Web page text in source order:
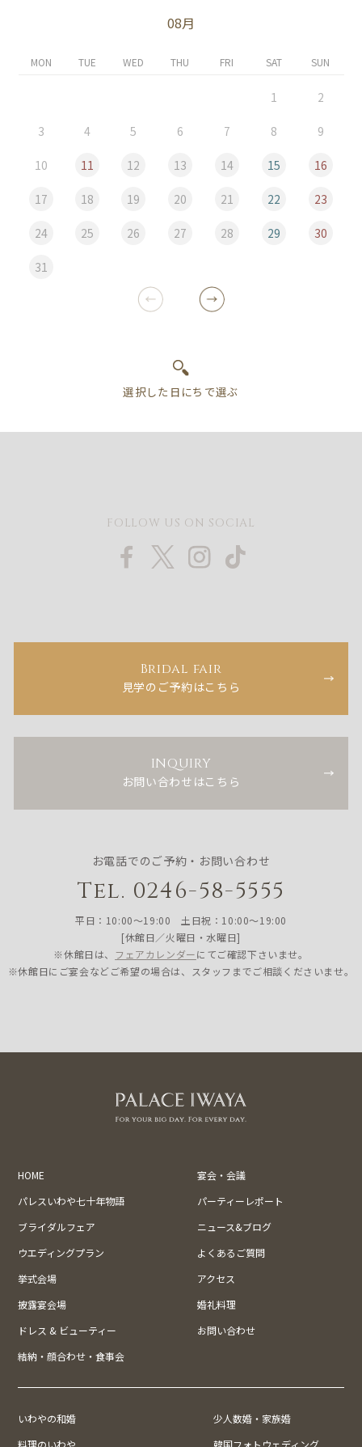
08月
MON TUE WED THU FRI SAT SUN
1 2
3 4 5 6 7 8 9
10 11 12 13 14 15 16
17 18 19 20 21 22 23
24 25 26 27 28 29 30
31
FOLLOW US ON SOCIAL
Bridal fair
見学のご予約はこちら
INQUIRY
お問い合わせはこちら
お電話でのご予約・お問い合わせ
Tel. 0246-58-5555
平日：10:00〜19:00 土日祝：10:00〜19:00
[休館日／火曜日・水曜日]
※休館日は、 フェアカレンダーにてご確認下さいませ。
※休館日にご宴会などご希望の場合は、スタッフまでご相談くださいませ。
HOME
宴会・会議
パレスいわや七十年物語
パーティーレポート
ブライダルフェア
ニュース&ブログ
ウエディングプラン
よくあるご質問
挙式会場
アクセス
披露宴会場
婚礼料理
ドレス & ビューティー
お問い合わせ
結納・顔合わせ・食事会
いわやの和婚
少人数婚・家族婚